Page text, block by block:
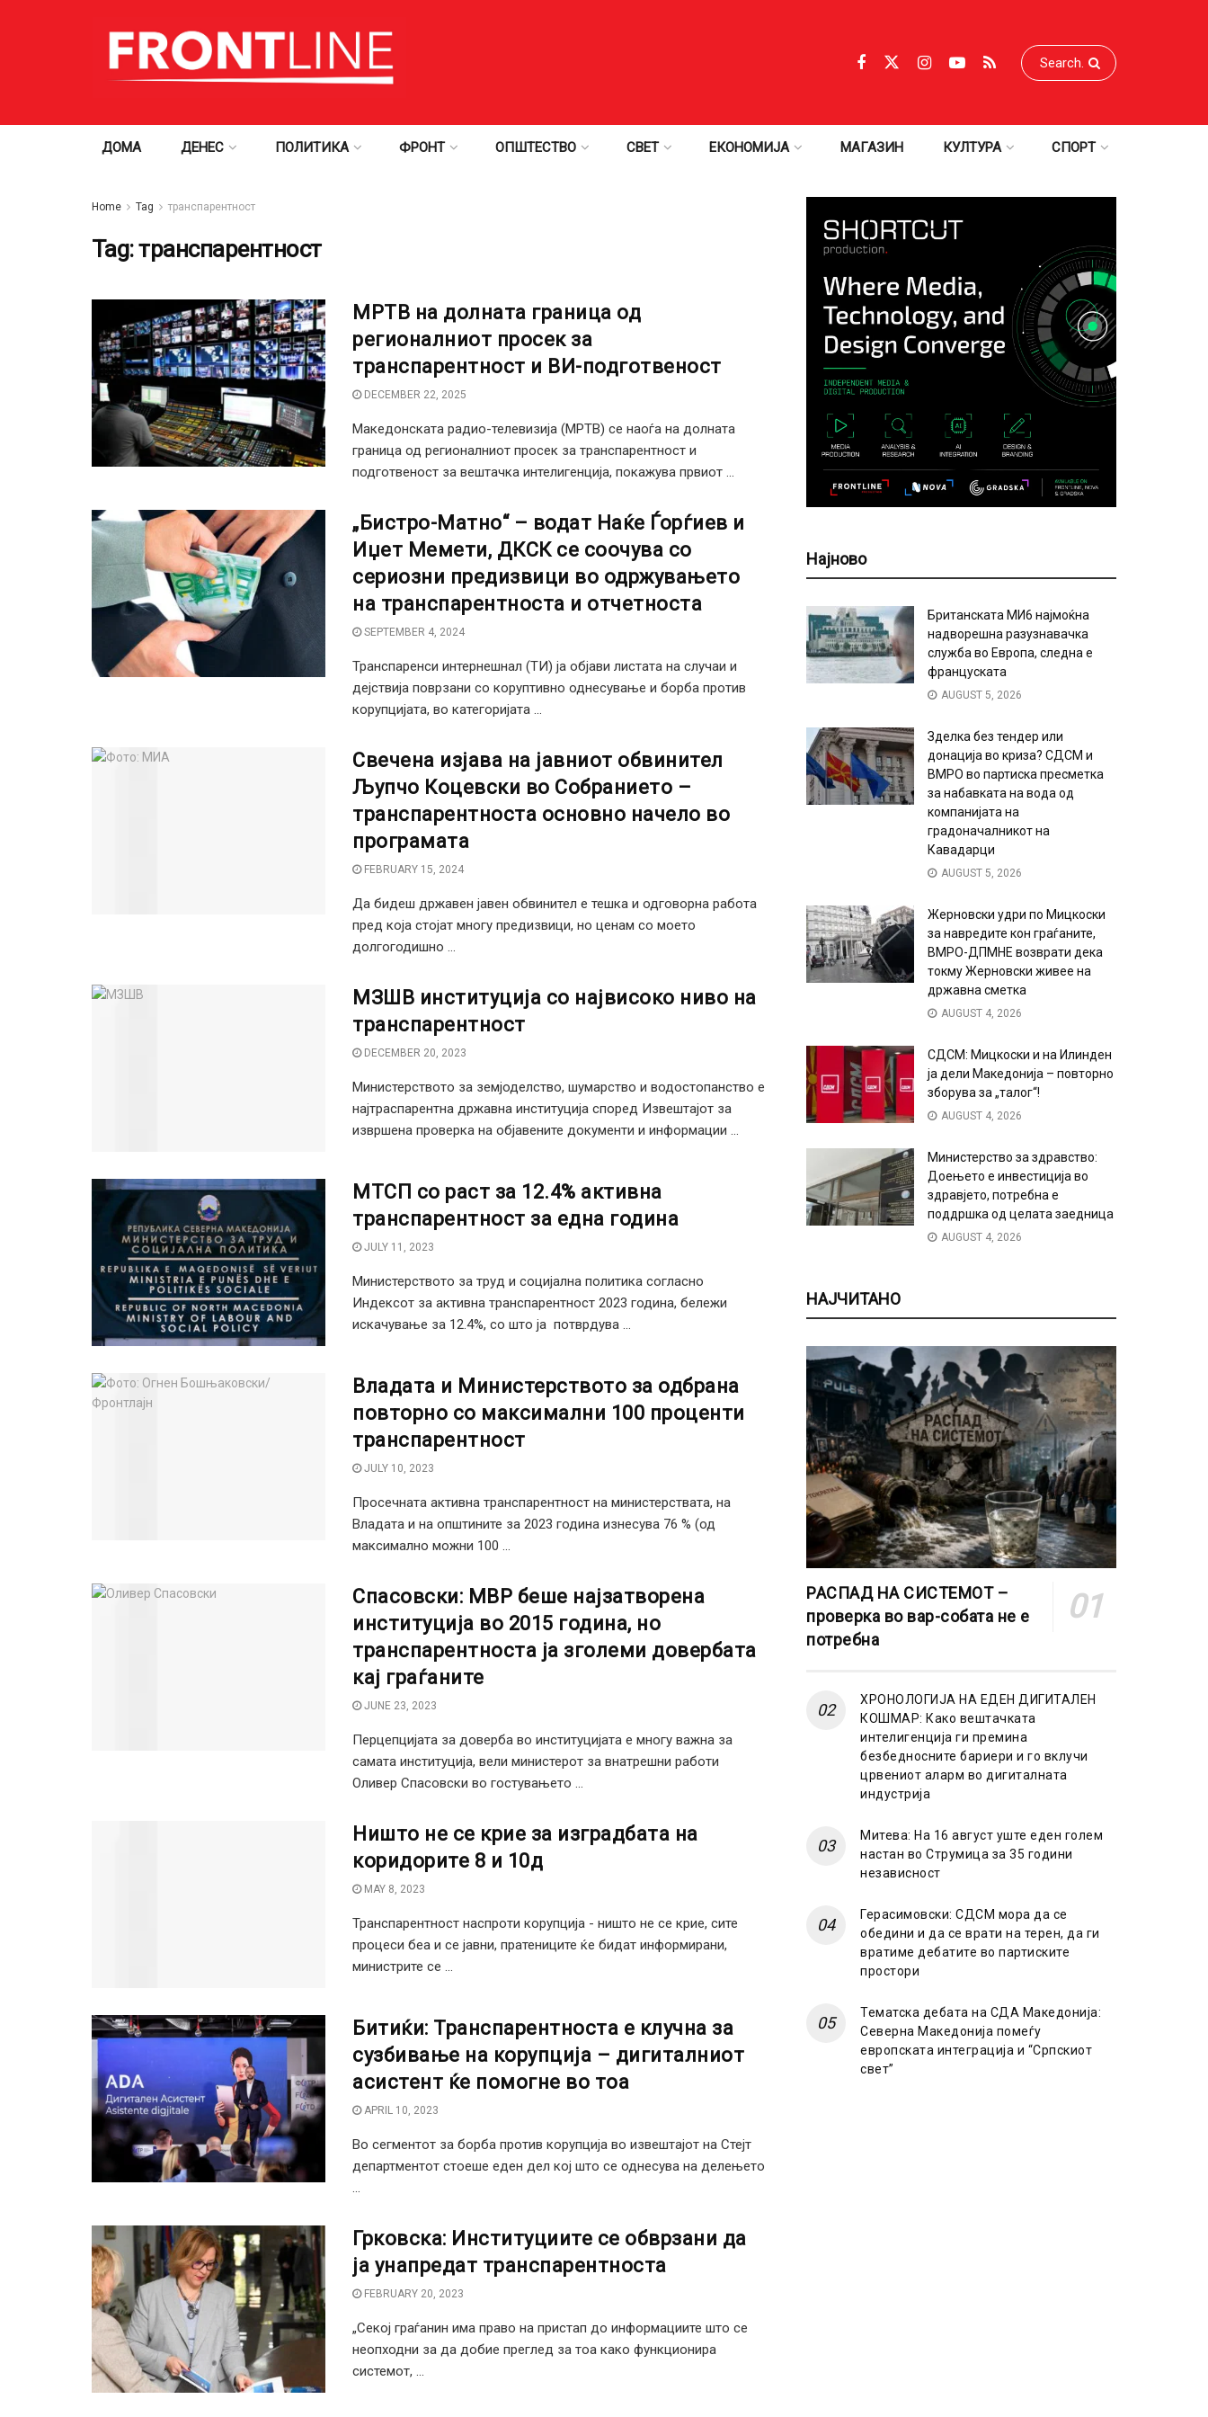
ДОМА ДЕНЕС ПОЛИТИКА ФРОНТ ОПШТЕСТВО СВЕТ ЕКОНОМИЈА МАГАЗИН КУЛТУРА СПОРТ
Home Tag транспарентност
Tag:транспарентност
МРТВ на долната граница од
регионалниот просек за
транспарентност и ВИ-подготвеност
DECEMBER 22, 2025
Македонската радио-телевизија (МРТВ) се наоѓа на долната
граница од регионалниот просек за транспарентност и
подготвеност за вештачка интелигенција, покажува првиот ...
„Бистро-Матно“ – водат Наќе Ѓорѓиев и
Иџет Мемети, ДКСК се соочува со
сериозни предизвици во одржувањето
на транспарентноста и отчетноста
SEPTEMBER 4, 2024
Транспаренси интернешнал (ТИ) ја објави листата на случаи и
дејствија поврзани со коруптивно однесување и борба против
корупцијата, во категоријата ...
Свечена изјава на јавниот обвинител
Љупчо Коцевски во Собранието –
транспарентноста основно начело во
програмата
FEBRUARY 15, 2024
Да бидеш државен јавен обвинител е тешка и одговорна работа
пред која стојат многу предизвици, но ценам со моето
долгогодишно ...
МЗШВ институција со највисоко ниво на
транспарентност
DECEMBER 20, 2023
Министерството за земјоделство, шумарство и водостопанство е
најтраспарентна државна институција според Извештајот за
извршена проверка на објавените документи и информации ...
МТСП со раст за 12.4% активна
транспарентност за една година
JULY 11, 2023
Министерството за труд и социјална политика согласно
Индексот за активна транспарентност 2023 година, бележи
искачување за 12.4%, со што ја потврдува ...
Владата и Министерството за одбрана
повторно со максимални 100 проценти
транспарентност
JULY 10, 2023
Просечната активна транспарентност на министерствата, на
Владата и на општините за 2023 година изнесува 76 % (од
максимално можни 100 ...
Спасовски: МВР беше најзатворена
институција во 2015 година, но
транспарентноста ја зголеми довербата
кај граѓаните
JUNE 23, 2023
Перцепцијата за доверба во институцијата е многу важна за
самата институција, вели министерот за внатрешни работи
Оливер Спасовски во гостувањето ...
Ништо не се крие за изградбата на
коридорите 8 и 10д
MAY 8, 2023
Транспарентност наспроти корупција - ништо не се крие, сите
процеси беа и се јавни, пратениците ќе бидат информирани,
министрите се ...
Битиќи: Транспарентноста е клучна за
сузбивање на корупција – дигиталниот
асистент ќе помогне во тоа
APRIL 10, 2023
Во сегментот за борба против корупција во извештајот на Стејт
департментот стоеше еден дел кој што се однесува на делењето
...
Грковска: Институциите се обврзани да
ја унапредат транспарентноста
FEBRUARY 20, 2023
„Секој граѓанин има право на пристап до информациите што се
неопходни за да добие преглед за тоа како функционира
системот, ...
Најново
Британската МИ6 најмоќна
надворешна разузнавачка
служба во Европа, следна е
француската
AUGUST 5, 2026
Зделка без тендер или
донација во криза? СДСМ и
ВМРО во партиска пресметка
за набавката на вода од
компанијата на
градоначалникот на
Кавадарци
AUGUST 5, 2026
Жерновски удри по Мицкоски
за навредите кон граѓаните,
ВМРО-ДПМНЕ возврати дека
токму Жерновски живее на
државна сметка
AUGUST 4, 2026
СДСМ: Мицкоски и на Илинден
ја дели Македонија – повторно
зборува за „талог“!
AUGUST 4, 2026
Министерство за здравство:
Доењето е инвестиција во
здравјето, потребна е
поддршка од целата заедница
AUGUST 4, 2026
НАЈЧИТАНО
РАСПАД НА СИСТЕМОТ –
проверка во вар-собата не е
потребна
ХРОНОЛОГИЈА НА ЕДЕН ДИГИТАЛЕН
КОШМАР: Како вештачката
интелигенција ги премина
безбедносните бариери и го вклучи
црвениот аларм во дигиталната
индустрија
Митева: На 16 август уште еден голем
настан во Струмица за 35 години
независност
Герасимовски: СДСМ мора да се
обедини и да се врати на терен, да ги
вратиме дебатите во партиските
простори
Тематска дебата на СДА Македонија:
Северна Македонија помеѓу
европската интеграција и “Српскиот
свет”